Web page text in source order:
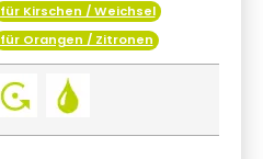
für Kirschen / Weichsel
für Orangen / Zitronen